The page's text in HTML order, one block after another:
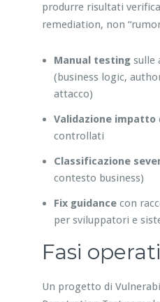
produrre risultati
remediation, non
Manual testingsulle
(business logic,
attacco)
Validazione impatto
controllati
Classificazione
contesto business)
Fix guidancecon
per sviluppatori e
Fasi
Un progetto di